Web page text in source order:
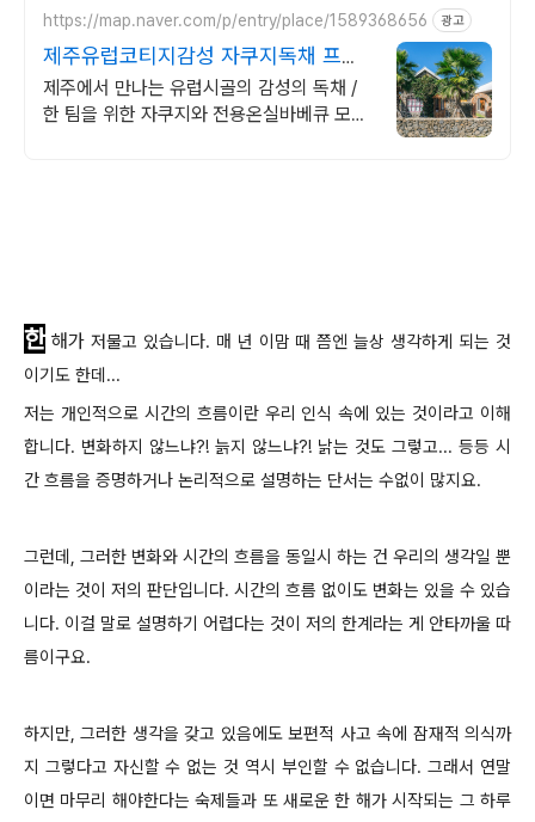
https://map.naver.com/p/entry/place/1589368656 광고
제주유럽코티지감성 자쿠지독채 프라
이빗 제주여행, 유럽감성
제주에서 만나는 유럽시골의 감성의 독채 /
한 팀을 위한 자쿠지와 전용온실바베큐 모두
한 해가 저물고 있습니다. 매 년 이맘 때 쯤엔 늘상 생각하게 되는 것
이기도 한데...
저는 개인적으로 시간의 흐름이란 우리 인식 속에 있는 것이라고 이해
합니다. 변화하지 않느냐?! 늙지 않느냐?! 낡는 것도 그렇고... 등등 시
간 흐름을 증명하거나 논리적으로 설명하는 단서는 수없이 많지요.
그런데, 그러한 변화와 시간의 흐름을 동일시 하는 건 우리의 생각일 뿐
이라는 것이 저의 판단입니다. 시간의 흐름 없이도 변화는 있을 수 있습
니다. 이걸 말로 설명하기 어렵다는 것이 저의 한계라는 게 안타까울 따
름이구요.
하지만, 그러한 생각을 갖고 있음에도 보편적 사고 속에 잠재적 의식까
지 그렇다고 자신할 수 없는 것 역시 부인할 수 없습니다. 그래서 연말
이면 마무리 해야한다는 숙제들과 또 새로운 한 해가 시작되는 그 하루